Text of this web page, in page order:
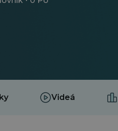
Videá